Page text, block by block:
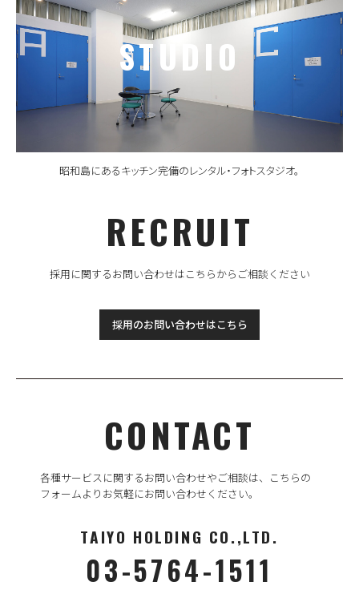
STUDIO
昭和島にあるキッチン完備のレンタル・フォトスタジオ。
RECRUIT
採用に関するお問い合わせはこちらからご相談ください
採用のお問い合わせはこちら
CONTACT
各種サービスに関するお問い合わせやご相談は、
こちらの
フォームよりお気軽にお問い合わせください。
TAIYO HOLDING CO.,LTD.
03-5764-1511